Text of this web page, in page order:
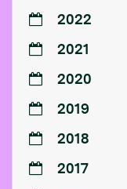
2022
2021
2020
2019
2018
2017